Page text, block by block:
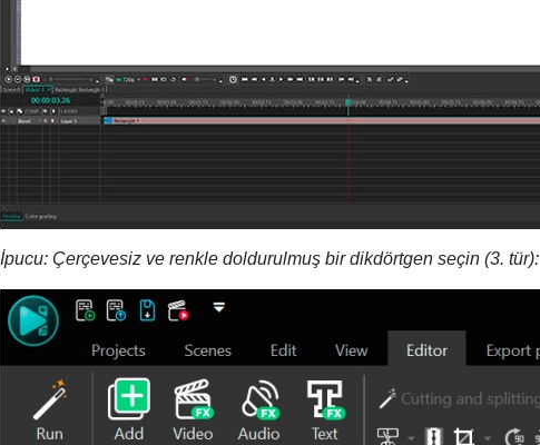
İpucu: Çerçevesiz ve renkle doldurulmuş bir dikdörtgen seçin (3. tür):